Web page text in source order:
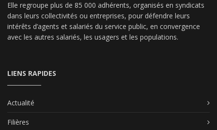
Elle regroupe plus de 85 000 adhérents, organisés en syndicats
dans leurs collectivités ou entreprises, pour défendre leurs
intérêts d’agents et salariés du service public, en convergence
avec les autres salariés, les usagers et les populations.
LIENS RAPIDES
Actualité
Filières